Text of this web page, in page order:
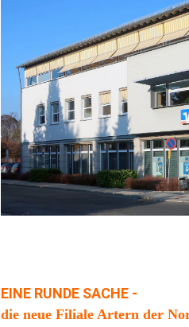
EINE RUNDE SACHE -
die neue Filiale Artern der